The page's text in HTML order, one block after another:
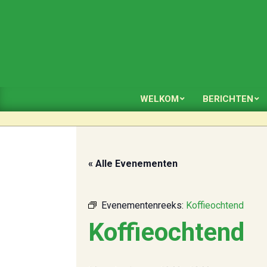
WELKOM BERICHTEN
« Alle Evenementen
Evenementenreeks: Koffieochtend
Koffieochtend